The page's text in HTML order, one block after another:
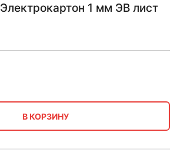
Электрокартон 1 мм ЭВ лист
В КОРЗИНУ